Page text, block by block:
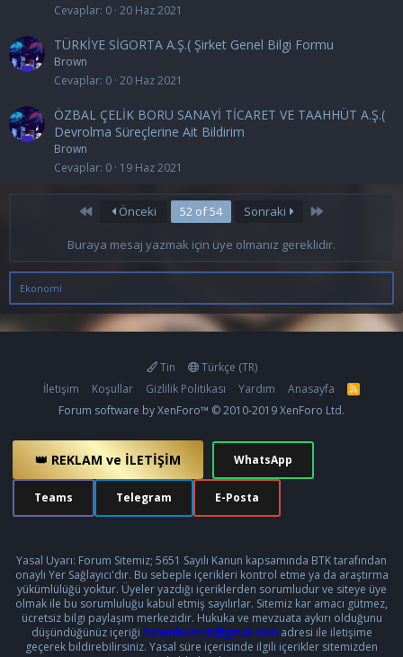
Cevaplar 0 20 Haz 2021
TÜRKİYE SİGORTA A.Ş.( Şirket Genel Bilgi Formu
Brown
Cevaplar 0 20 Haz 2021
ÖZBAL ÇELİK BORU SANAYİ TİCARET VE TAAHHÜT A.Ş.(
Devrolma Süreçlerine Ait Bildirim
Brown
Cevaplar 0 19 Haz 2021
First Önceki 52 of 54 Sonraki Last
Buraya mesaj yazmak için üye olmanız gereklidir.
Ekonomi
Tin
Türkçe (TR)
İletişim
Koşullar Gizlilik Politikası Yardım Anasayfa
R
S
Forum software by XenForo™ © 2010-2019 XenForo Ltd.
👑 REKLAM ve İLETİŞİM WhatsApp
Teams Telegram E-Posta
Yasal Uyarı: Forum Sitemiz; 5651 Sayılı Kanun kapsamında BTK tarafından
onaylı Yer Sağlayıcı'dır. Bu sebeple içerikleri kontrol etme ya da araştırma
yükümlülüğü yoktur. Üyeler yazdığı içeriklerden sorumludur ve siteye üye
olmak ile bu sorumluluğu kabul etmiş sayılırlar. Sitemiz kar amacı gütmez,
ücretsiz bilgi paylaşım merkezidir. Hukuka ve mevzuata aykırı olduğunu
düşündüğünüz içeriği forumhizmeti@gmail.com adresi ile iletişime
geçerek bildirebilirsiniz. Yasal süre içerisinde ilgili içerikler sitemizden